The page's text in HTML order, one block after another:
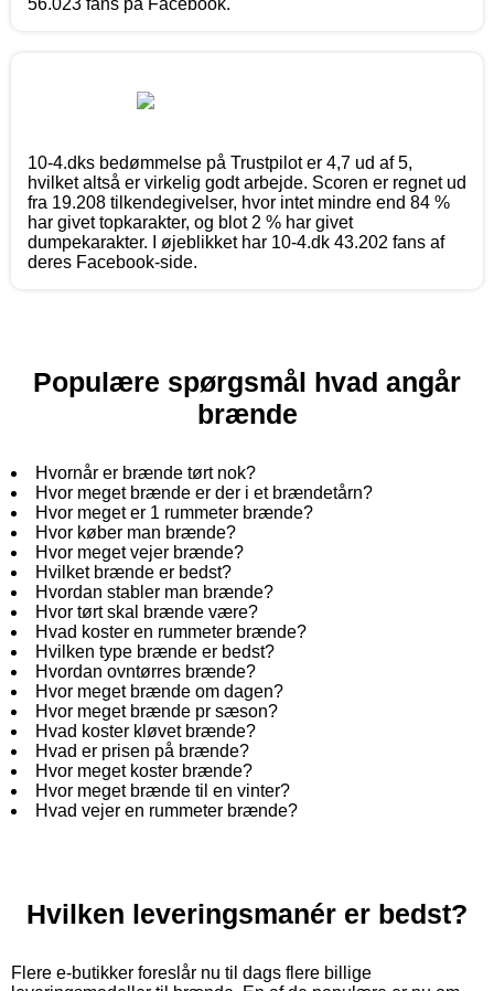
10-4.dks bedømmelse på Trustpilot er 4,7 ud af 5,
hvilket altså er virkelig godt arbejde. Scoren er regnet ud
fra 19.208 tilkendegivelser, hvor intet mindre end 84 %
har givet topkarakter, og blot 2 % har givet
dumpekarakter. I øjeblikket har 10-4.dk 43.202 fans af
deres Facebook-side.
Populære spørgsmål hvad angår
brænde
Hvornår er brænde tørt nok?
Hvor meget brænde er der i et brændetårn?
Hvor meget er 1 rummeter brænde?
Hvor køber man brænde?
Hvor meget vejer brænde?
Hvilket brænde er bedst?
Hvordan stabler man brænde?
Hvor tørt skal brænde være?
Hvad koster en rummeter brænde?
Hvilken type brænde er bedst?
Hvordan ovntørres brænde?
Hvor meget brænde om dagen?
Hvor meget brænde pr sæson?
Hvad koster kløvet brænde?
Hvad er prisen på brænde?
Hvor meget koster brænde?
Hvor meget brænde til en vinter?
Hvad vejer en rummeter brænde?
Hvilken leveringsmanér er bedst?
Flere e-butikker foreslår nu til dags flere billige